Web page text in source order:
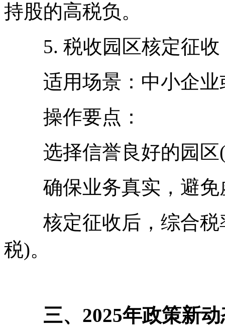
持股的高税负。
5. 税收园区核定征收
适用场景：中小企业
操作要点：
选择信誉良好的园区(
确保业务真实，避免
核定征收后，综合税
税)。
三、2025年政策新动